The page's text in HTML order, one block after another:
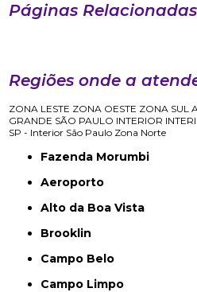
Páginas Relacionadas
Regiões onde a
ZONA LESTE ZONA OESTE ZONA SUL
GRANDE SÃO PAULO INTERIOR
SP - Interior São Paulo Zona Norte
Fazenda Morumbi
Aeroporto
Alto da Boa Vista
Brooklin
Campo Belo
Campo Limpo